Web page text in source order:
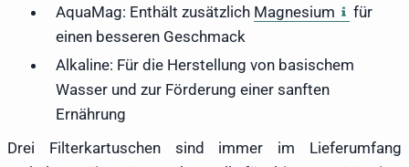
AquaMag: Enthält zusätzlich Magnesium
für
einen besseren Geschmack
Alkaline: Für die Herstellung von basischem
Wasser und zur Förderung einer sanften
Ernährung
Drei Filterkartuschen sind immer im Lieferumfang